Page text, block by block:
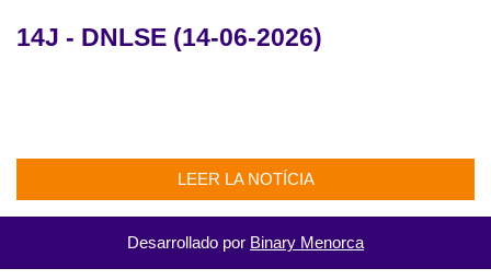
14J - DNLSE (14-06-2026)
LEER LA NOTÍCIA
Desarrollado por Binary Menorca